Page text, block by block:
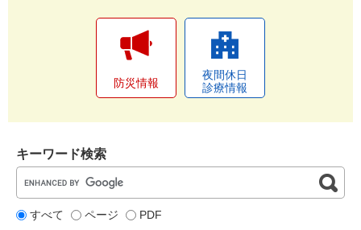
防災情報
夜間休日
診療情報
キーワード検索
すべて ページ PDF